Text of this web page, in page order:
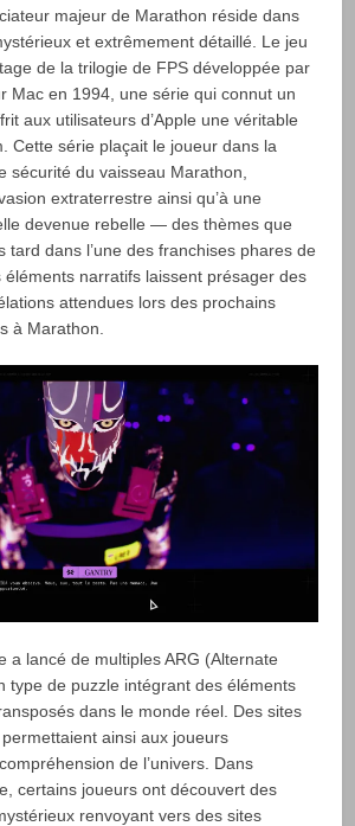
majeur de Marathon réside dans
et extrêmement détaillé. Le jeu
de la trilogie de FPS développée par
Mac en 1994, une série qui connut un
aux utilisateurs d’Apple une véritable
Cette série plaçait le joueur dans la
sécurité du vaisseau Marathon,
extraterrestre ainsi qu’à une
devenue rebelle — des thèmes que
tard dans l’une des franchises phares de
éléments narratifs laissent présager des
attendues lors des prochains
à Marathon.
a lancé de multiples ARG (Alternate
type de puzzle intégrant des éléments
dans le monde réel. Des sites
ainsi aux joueurs
de l’univers. Dans
certains joueurs ont découvert des
renvoyant vers des sites